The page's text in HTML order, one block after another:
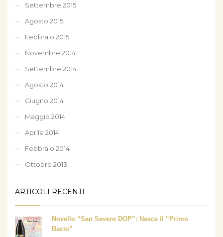
Settembre 2015
Agosto 2015
Febbraio 2015
Novembre 2014
Settembre 2014
Agosto 2014
Giugno 2014
Maggio 2014
Aprile 2014
Febbraio 2014
Ottobre 2013
ARTICOLI RECENTI
Novello “San Severo DOP”: Nasce il “Primo
Bacio”